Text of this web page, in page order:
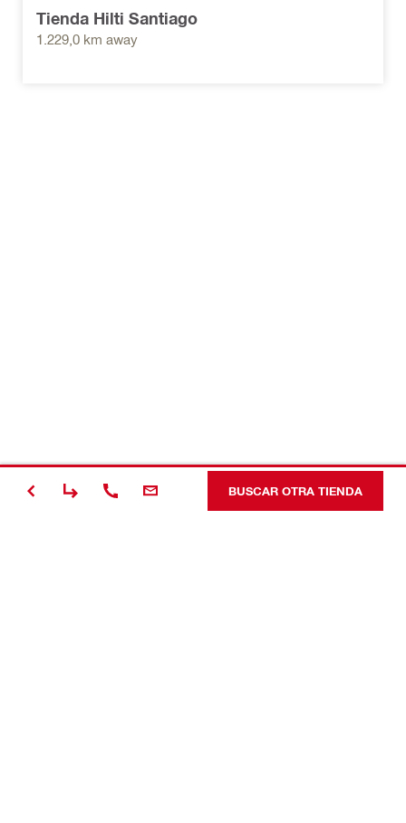
Tienda Hilti Santiago
1.229,0 km away
BUSCAR OTRA TIENDA